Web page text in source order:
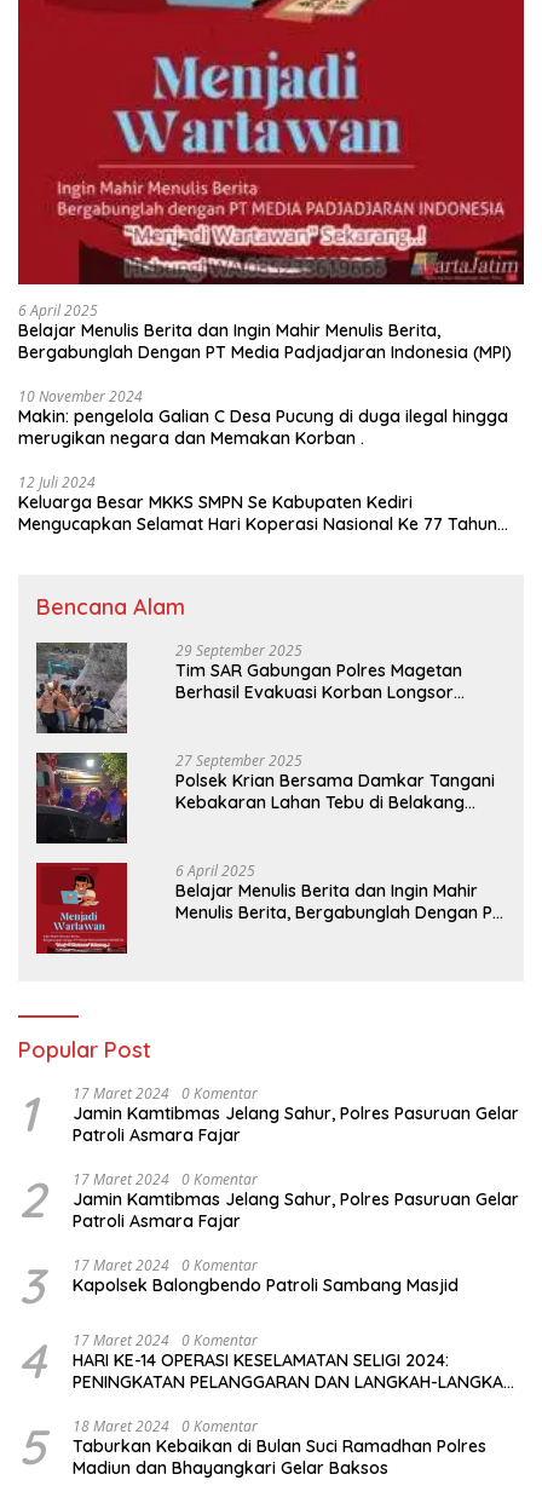
6 April 2025
Belajar Menulis Berita dan Ingin Mahir Menulis Berita,
Bergabunglah Dengan PT Media Padjadjaran Indonesia (MPI)
10 November 2024
Makin: pengelola Galian C Desa Pucung di duga ilegal hingga
merugikan negara dan Memakan Korban .
12 Juli 2024
Keluarga Besar MKKS SMPN Se Kabupaten Kediri
Mengucapkan Selamat Hari Koperasi Nasional Ke 77 Tahun
Bencana Alam
29 September 2025
Tim SAR Gabungan Polres Magetan
Berhasil Evakuasi Korban Longsor
27 September 2025
Polsek Krian Bersama Damkar Tangani
Kebakaran Lahan Tebu di Belakang
6 April 2025
Belajar Menulis Berita dan Ingin Mahir
Menulis Berita, Bergabunglah Dengan PT
Popular Post
1 17 Maret 2024 0 Komentar
Jamin Kamtibmas Jelang Sahur, Polres Pasuruan Gelar
Patroli Asmara Fajar
2 17 Maret 2024 0 Komentar
Jamin Kamtibmas Jelang Sahur, Polres Pasuruan Gelar
Patroli Asmara Fajar
3 17 Maret 2024 0 Komentar
Kapolsek Balongbendo Patroli Sambang Masjid
4 17 Maret 2024 0 Komentar
HARI KE-14 OPERASI KESELAMATAN SELIGI 2024:
PENINGKATAN PELANGGARAN DAN LANGKAH-LANGKAH
5 18 Maret 2024 0 Komentar
Taburkan Kebaikan di Bulan Suci Ramadhan Polres
Madiun dan Bhayangkari Gelar Baksos